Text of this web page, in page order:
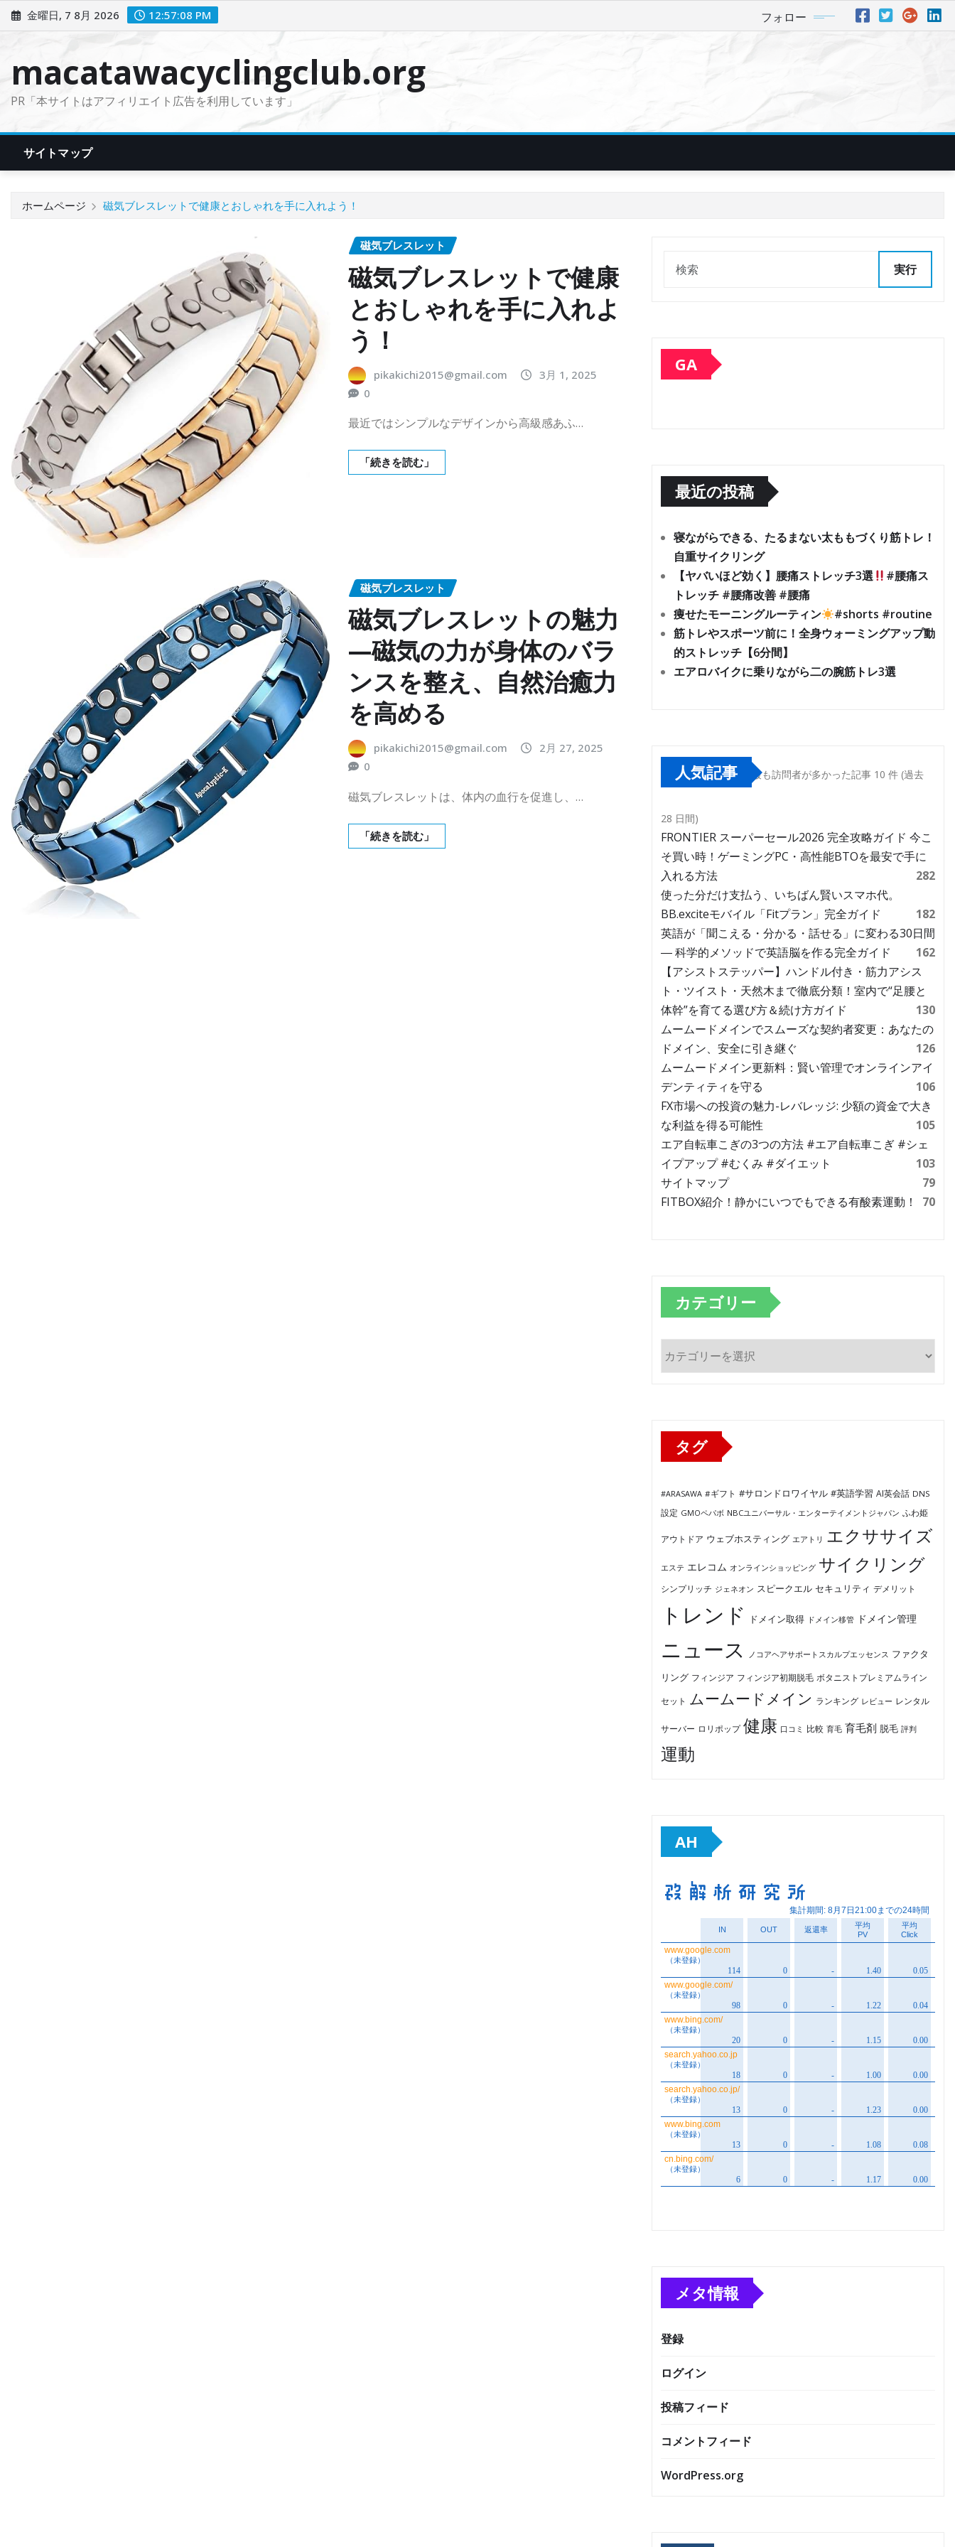
ン
金曜日, 7 8月 2026 12:57:09 PM フォロー
macatawacyclingclub.org
PR「本サイトはアフィリエイト広告を利用しています」
サイトマップ
ホームページ 磁気ブレスレットで健康とおしゃれを手に入れよう！
磁気ブレスレット
磁気ブレスレットで健康
とおしゃれを手に入れよ
う！
pikakichi2015@gmail.com
3月 1, 2025
0
最近ではシンプルなデザインから高級感あふ…
「続きを読む」
磁気ブレスレット
磁気ブレスレットの魅力
—磁気の力が身体のバラ
ンスを整え、自然治癒力
を高める
pikakichi2015@gmail.com
2月 27, 2025
0
磁気ブレスレットは、体内の血行を促進し、…
「続きを読む」
実行
GA
最近の投稿
寝ながらできる、たるまない太ももづくり筋トレ！
自重サイクリング
【ヤバいほど効く】腰痛ストレッチ3選
#腰痛ス
トレッチ #腰痛改善 #腰痛
痩せたモーニングルーティン
#shorts #routine
筋トレやスポーツ前に！全身ウォーミングアップ動
的ストレッチ【6分間】
エアロバイクに乗りながら二の腕筋トレ3選
人気記事 最も訪問者が多かった記事 10 件 (過去
28 日間)
FRONTIER スーパーセール2026 完全攻略ガイド 今こ
そ買い時！ゲーミングPC・高性能BTOを最安で手に
入れる方法
282
使った分だけ支払う、いちばん賢いスマホ代。
BB.exciteモバイル「Fitプラン」完全ガイド
182
英語が「聞こえる・分かる・話せる」に変わる30日間
― 科学的メソッドで英語脳を作る完全ガイド
162
【アシストステッパー】ハンドル付き・筋力アシス
ト・ツイスト・天然木まで徹底分類！室内で“足腰と
体幹”を育てる選び方＆続け方ガイド
130
ムームードメインでスムーズな契約者変更：あなたの
ドメイン、安全に引き継ぐ
126
ムームードメイン更新料：賢い管理でオンラインアイ
デンティティを守る
106
FX市場への投資の魅力-レバレッジ: 少額の資金で大き
な利益を得る可能性
105
エア自転車こぎの3つの方法 #エア自転車こぎ #シェ
イプアップ #むくみ #ダイエット
103
サイトマップ
79
FITBOX紹介！静かにいつでもできる有酸素運動！
70
カテゴリー
テ
タグ
#ARASAWA #ギフト #サロンドロワイヤル #英語学習 AI英会話 DNS
設定 GMOペパボ NBCユニバーサル・エンターテイメントジャパン ふわ姫
アウトドア ウェブホスティング エアトリ エクササイズ
エステ エレコム オンラインショッピング サイクリング
シンプリッチ ジェネオン スピークエル セキュリティ デメリット
トレンド ドメイン取得 ドメイン移管 ドメイン管理
ニュース ノコアヘアサポートスカルプエッセンス ファクタ
リング フィンジア フィンジア初期脱毛 ボタニストプレミアムライン
セット ムームードメイン ランキング レビュー レンタル
サーバー ロリポップ 健康 口コミ 比較 育毛 育毛剤 脱毛 評判
運動
AH
メタ情報
登録
ログイン
投稿フィード
コメントフィード
WordPress.org